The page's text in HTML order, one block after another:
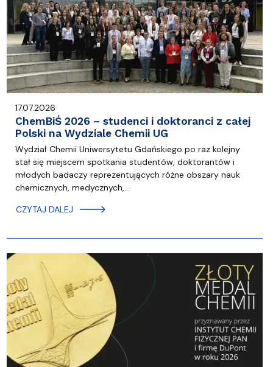
17.07.2026
ChemBiŚ 2026 – studenci i doktoranci z całej
Polski na Wydziale Chemii UG
Wydział Chemii Uniwersytetu Gdańskiego po raz kolejny
stał się miejscem spotkania studentów, doktorantów i
młodych badaczy reprezentujących różne obszary nauk
chemicznych, medycznych,…
CZYTAJ DALEJ